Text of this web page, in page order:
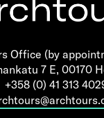
Office (by
7 E, 00170
+358 (0) 41 313